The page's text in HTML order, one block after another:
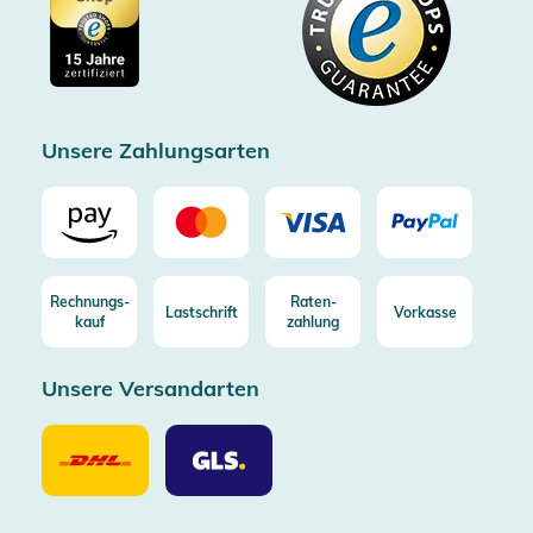
Cookie-Einstellungen
ImpressumGratis Versand ab 100€ Bestellwert (in DE/AT)
Kostenlose Rücksendung (aus DE/AT)
Unsere Zahlungsarten
Rechnungs-
kauf
Lastschrift
Raten-
zahlung
Vorkasse
Unsere Versandarten
Unsere
Versandarten
DHL
Unsere
Versandarten
GLS